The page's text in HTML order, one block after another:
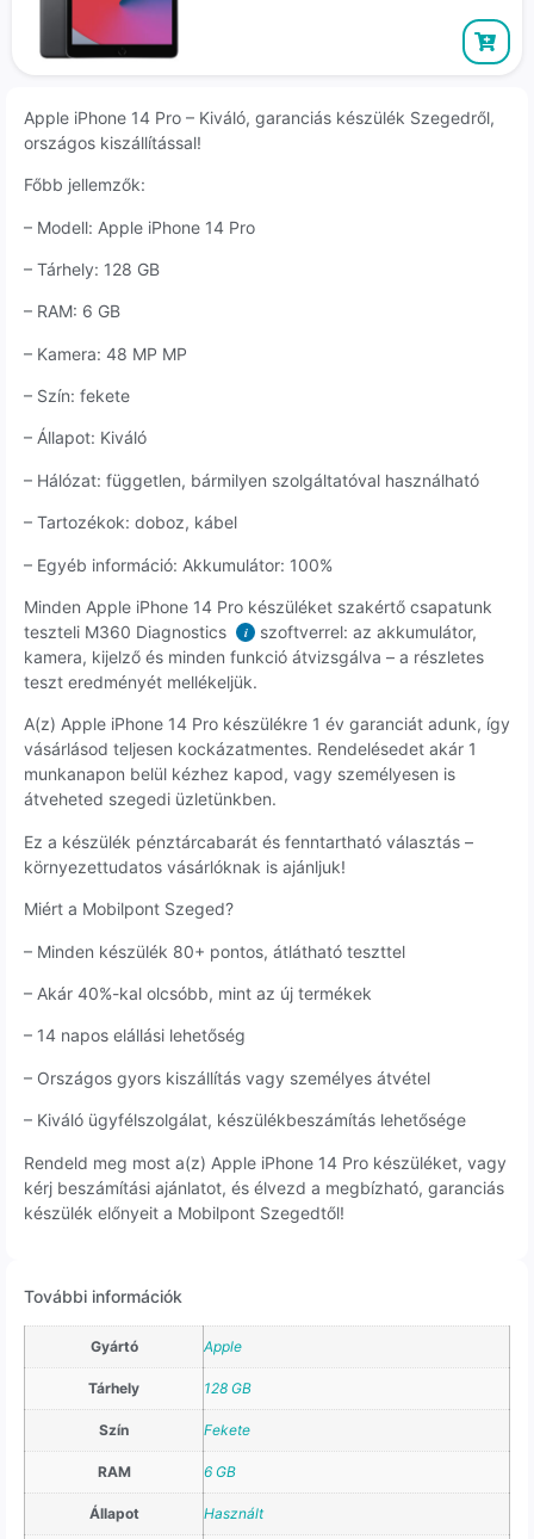
Apple iPhone 14 Pro – Kiváló, garanciás készülék Szegedről,
országos kiszállítással!
Főbb jellemzők:
– Modell: Apple iPhone 14 Pro
– Tárhely: 128 GB
– RAM: 6 GB
– Kamera: 48 MP MP
– Szín: fekete
– Állapot: Kiváló
– Hálózat: független, bármilyen szolgáltatóval használható
– Tartozékok: doboz, kábel
– Egyéb információ: Akkumulátor: 100%
Minden Apple iPhone 14 Pro készüléket szakértő csapatunk
teszteli M360 Diagnostics
i
szoftverrel: az akkumulátor,
kamera, kijelző és minden funkció átvizsgálva – a részletes
teszt eredményét mellékeljük.
A(z) Apple iPhone 14 Pro készülékre 1 év garanciát adunk, így
vásárlásod teljesen kockázatmentes. Rendelésedet akár 1
munkanapon belül kézhez kapod, vagy személyesen is
átveheted szegedi üzletünkben.
Ez a készülék pénztárcabarát és fenntartható választás –
környezettudatos vásárlóknak is ajánljuk!
Miért a Mobilpont Szeged?
– Minden készülék 80+ pontos, átlátható teszttel
– Akár 40%-kal olcsóbb, mint az új termékek
– 14 napos elállási lehetőség
– Országos gyors kiszállítás vagy személyes átvétel
– Kiváló ügyfélszolgálat, készülékbeszámítás lehetősége
Rendeld meg most a(z) Apple iPhone 14 Pro készüléket, vagy
kérj beszámítási ajánlatot, és élvezd a megbízható, garanciás
készülék előnyeit a Mobilpont Szegedtől!
További információk
Gyártó Apple
Tárhely 128 GB
Szín Fekete
RAM 6 GB
Állapot Használt